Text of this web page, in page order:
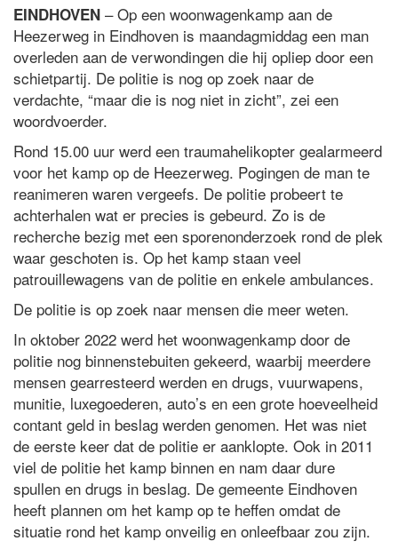
EINDHOVEN – Op een woonwagenkamp aan de
Heezerweg in Eindhoven is maandagmiddag een man
overleden aan de verwondingen die hij opliep door een
schietpartij. De politie is nog op zoek naar de
verdachte, “maar die is nog niet in zicht”, zei een
woordvoerder.
Rond 15.00 uur werd een traumahelikopter gealarmeerd
voor het kamp op de Heezerweg. Pogingen de man te
reanimeren waren vergeefs. De politie probeert te
achterhalen wat er precies is gebeurd. Zo is de
recherche bezig met een sporenonderzoek rond de plek
waar geschoten is. Op het kamp staan veel
patrouillewagens van de politie en enkele ambulances.
De politie is op zoek naar mensen die meer weten.
In oktober 2022 werd het woonwagenkamp door de
politie nog binnenstebuiten gekeerd, waarbij meerdere
mensen gearresteerd werden en drugs, vuurwapens,
munitie, luxegoederen, auto’s en een grote hoeveelheid
contant geld in beslag werden genomen. Het was niet
de eerste keer dat de politie er aanklopte. Ook in 2011
viel de politie het kamp binnen en nam daar dure
spullen en drugs in beslag. De gemeente Eindhoven
heeft plannen om het kamp op te heffen omdat de
situatie rond het kamp onveilig en onleefbaar zou zijn.